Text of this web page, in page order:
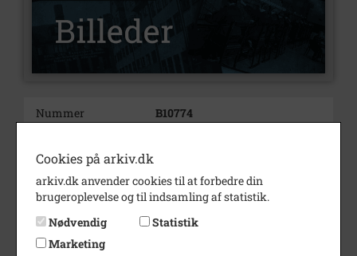
Nummer
B10774
Beskrivelse
for bedste kammerat 2002/2003
blev givet til
Lennard Jakobsen
Hybenvænget 10 9.a
Cookies på arkiv.dk
arkiv.dk anvender cookies til at forbedre din
brugeroplevelse og til indsamling af statistik.
Nødvendig
Statistik
Marketing